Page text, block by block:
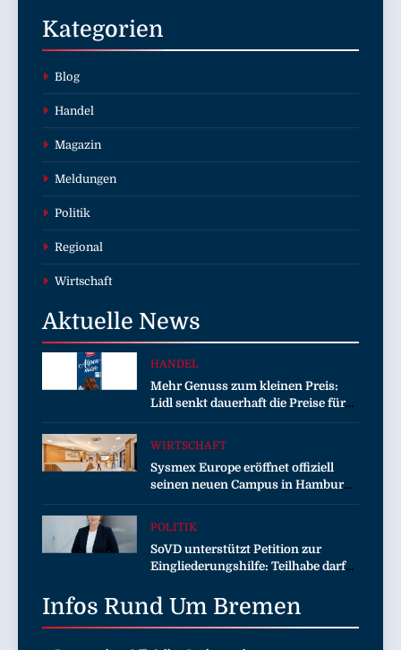
Kategorien
Blog
Handel
Magazin
Meldungen
Politik
Regional
Wirtschaft
Aktuelle News
HANDEL
Mehr Genuss zum kleinen Preis:
Lidl senkt dauerhaft die Preise für
Schokolade / 26 Schokoladenartikel
WIRTSCHAFT
Sysmex Europe eröffnet offiziell
seinen neuen Campus in Hamburg
und setzt damit neue Maßstäbe für
Arbeitsumgebungen
POLITIK
SoVD unterstützt Petition zur
Eingliederungshilfe: Teilhabe darf
Infos Rund Um Bremen